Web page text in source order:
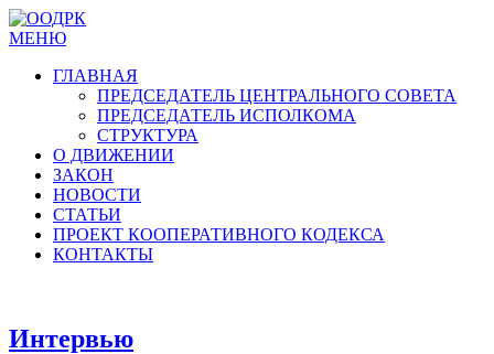
МЕНЮ
ГЛАВНАЯ
ПРЕДСЕДАТЕЛЬ ЦЕНТРАЛЬНОГО СОВЕТА
ПРЕДСЕДАТЕЛЬ ИСПОЛКОМА
СТРУКТУРА
О ДВИЖЕНИИ
ЗАКОН
НОВОСТИ
СТАТЬИ
ПРОЕКТ КООПЕРАТИВНОГО КОДЕКСА
КОНТАКТЫ
Интервью